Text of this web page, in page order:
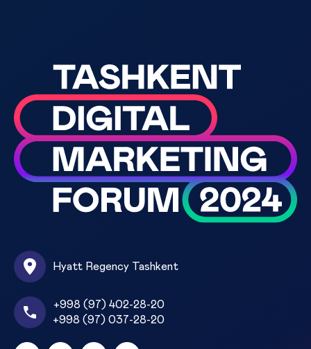
Hyatt Regency Tashkent
+998 (97) 402-28-20
+998 (97) 037-28-20